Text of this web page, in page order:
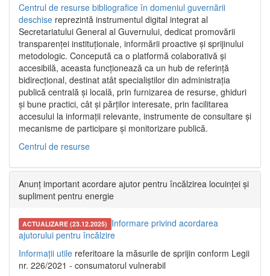
Centrul de resurse bibliografice în domeniul guvernării
deschise reprezintă instrumentul digital integrat al
Secretariatului General al Guvernului, dedicat promovării
transparenței instituționale, informării proactive și sprijinului
metodologic. Concepută ca o platformă colaborativă și
accesibilă, aceasta funcționează ca un hub de referință
bidirecțional, destinat atât specialiștilor din administrația
publică centrală și locală, prin furnizarea de resurse, ghiduri
și bune practici, cât și părților interesate, prin facilitarea
accesului la informații relevante, instrumente de consultare și
mecanisme de participare și monitorizare publică.
Centrul de resurse
Anunț important acordare ajutor pentru încălzirea locuinței și
supliment pentru energie
ACTUALIZARE (23.12.2025) Informare privind acordarea
ajutorului pentru încălzire
Informații utile referitoare la măsurile de sprijin conform Legii
nr. 226/2021 - consumatorul vulnerabil